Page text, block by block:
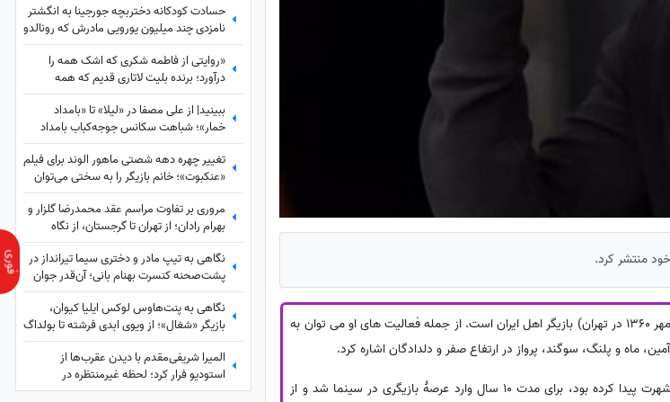
منتشر کرد.
به گزارش سایت خبری ساعد نیوز ، شاهرخ استخری (زادهٔ 14 مهر 1360 در تهران) بازیگر اهل ایران است. از جمله فعالیت های او می توان به
ماه و پلنگ، سوگند، پرواز در ارتفاع صفر و دلدادگان اشاره کرد.
وی که به واسطهٔ بازی در سریال های دلنوازان و فاصله ها شهرت پیدا کرده بود، برای مدت 10 سال وارد عرصهٔ بازیگری در سینما شد و از
حسادت کودکانه دختربچه جورجینا به انگشتر
نامزدی چند میلیون یورویی مادرش که رونالدو
به او هدیه داده بود!
«روایتی از فاطمه شکری که اشک همه را
درآورد؛ برنده بلیت لاتاری قدیم که همه
برده‌اش را خرج دیگران کرد، اکنون بی‌مهری
می‌بیند!»
ببینید| از علی مصفا در «لیلا» تا «بامداد
خمار»؛ شباهت سکانس جوجه‌کباب بامداد
خمار و لیلا سوژه شد
تغییر چهره دهه شصتی ماهور الوند برای فیلم
«عنکبوت»؛ خانم بازیگر را به سختی می‌توان
شناخت + عکس
مروری بر تفاوت مراسم عقد محمدرضا گلزار و
بهرام رادان؛ از تهران تا گرجستان، از نگاه
عاشقانه رادان به مینا تا نگاه رو به آسمان گلزار
هنگام خطبه عقد + عکس
نگاهی به تیپ مادر و دختری سیما تیرانداز در
پشت‌صحنه کنسرت بهنام بانی؛ آن‌قدر جوان
که همه گفتند خواهرش است! + عکس
نگاهی به پنت‌هاوس لوکس ایلیا کیوان،
بازیگر «شغال»؛ از ویوی ابدی فرشته تا بولداگ
دوست‌داشتنی و دکوراسیون چشم‌نواز
المیرا شریفی‌مقدم با دیدن عقرب‌ها از
استودیو فرار کرد؛ لحظه غیرمنتظره در
«صبحانه ایرانی» + ویدئو